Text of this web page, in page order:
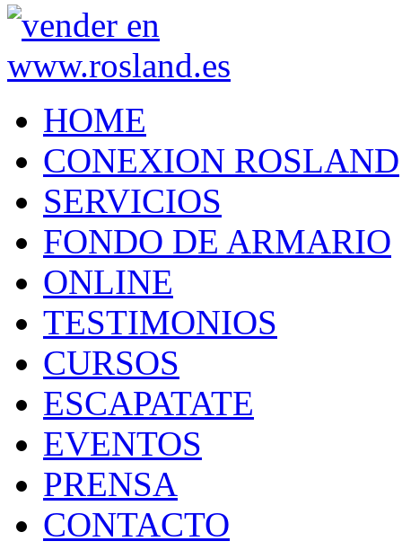
HOME
CONEXION ROSLAND
SERVICIOS
FONDO DE ARMARIO
ONLINE
TESTIMONIOS
CURSOS
ESCAPATATE
EVENTOS
PRENSA
CONTACTO